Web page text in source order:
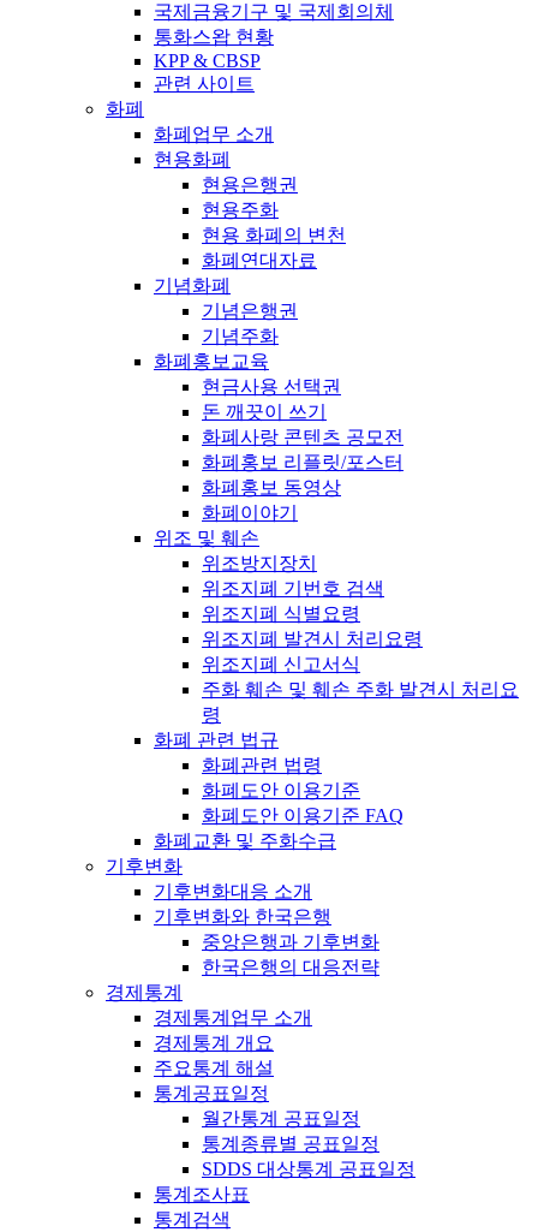
국제금융기구 및 국제회의체
통화스왑 현황
KPP & CBSP
관련 사이트
화폐
화폐업무 소개
현용화폐
현용은행권
현용주화
현용 화폐의 변천
화폐연대자료
기념화폐
기념은행권
기념주화
화폐홍보교육
현금사용 선택권
돈 깨끗이 쓰기
화폐사랑 콘텐츠 공모전
화폐홍보 리플릿/포스터
화폐홍보 동영상
화폐이야기
위조 및 훼손
위조방지장치
위조지폐 기번호 검색
위조지폐 식별요령
위조지폐 발견시 처리요령
위조지폐 신고서식
주화 훼손 및 훼손 주화 발견시 처리요
령
화폐 관련 법규
화폐관련 법령
화폐도안 이용기준
화폐도안 이용기준 FAQ
화폐교환 및 주화수급
기후변화
기후변화대응 소개
기후변화와 한국은행
중앙은행과 기후변화
한국은행의 대응전략
경제통계
경제통계업무 소개
경제통계 개요
주요통계 해설
통계공표일정
월간통계 공표일정
통계종류별 공표일정
SDDS 대상통계 공표일정
통계조사표
통계검색